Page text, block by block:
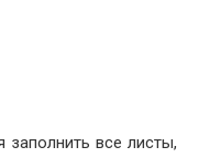
заполнить все листы,